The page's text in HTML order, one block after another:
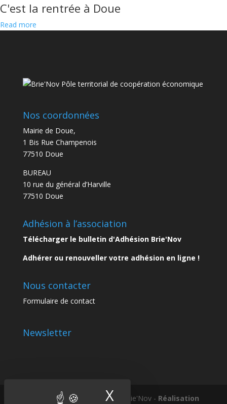
X Masquer le
C'est la rentrée à Doue
Read more
Nos coordonnées
Mairie de Doue,
1 Bis Rue Champenois
77510 Doue
BUREAU
10 rue du général d’Harville
77510 Doue
Adhésion à l’association
Télécharger le bulletin d'Adhésion Brie'Nov
Adhérer ou renouveller votre adhésion en ligne !
Nous contacter
Formulaire de contact
Newsletter
Tous droits réservés © 2018 Brie'Nov - Réalisation